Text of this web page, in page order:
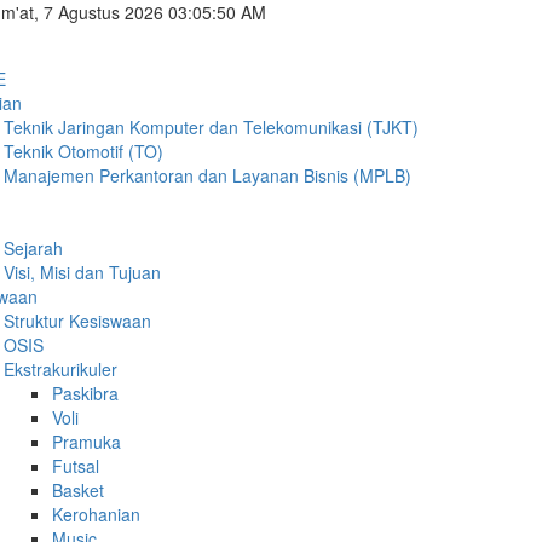
7 Agustus 2026 03:05:51 AM
Teknik Jaringan Komputer dan Telekomunikasi (TJKT)
Teknik Otomotif (TO)
Manajemen Perkantoran dan Layanan Bisnis (MPLB)
Sejarah
Visi, Misi dan Tujuan
Struktur Kesiswaan
OSIS
Ekstrakurikuler
Paskibra
Voli
Pramuka
Futsal
Basket
Kerohanian